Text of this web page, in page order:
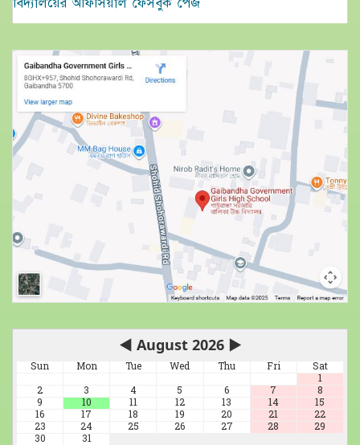
বিদ্যালয়ের অফিসিয়াল ফেসবুক পেজ
◀ August 2026 ▶
Sun Mon Tue Wed Thu Fri
Sat
1
2
3 4 5 6 7
8
9
10 11 12 13 14
15
16
17 18 19 20 21
22
23
24 25 26 27 28
29
30
31